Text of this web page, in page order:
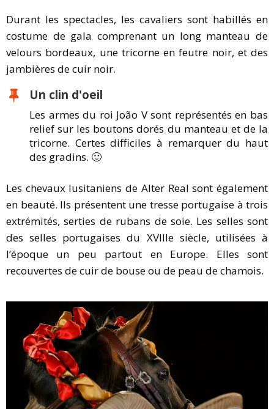
Durant les spectacles, les cavaliers sont habillés en
costume de gala comprenant un long manteau de
velours bordeaux, une tricorne en feutre noir, et des
jambières de cuir noir.
Un clin d'oeil
Les armes du roi João V sont représentés en bas
relief sur les boutons dorés du manteau et de la
tricorne. Certes difficiles à remarquer du haut
des gradins. 🙂
Les chevaux lusitaniens de Alter Real sont également
en beauté. Ils présentent une tresse portugaise à trois
extrémités, serties de rubans de soie. Les selles sont
des selles portugaises du XVIIIe siècle, utilisées à
l’époque un peu partout en Europe. Elles sont
recouvertes de cuir de bouse ou de peau de chamois.